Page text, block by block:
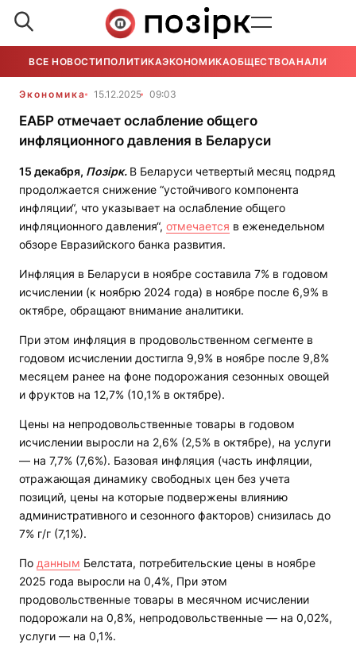
ВСЕ НОВОСТИ ПОЛИТИКАЭКОНОМИКАОБЩЕСТВОАНАЛИТИКА
Экономика 15.12.2025 09:03
ЕАБР отмечает ослабление общего
инфляционного давления в Беларуси
15 декабря, Позірк. В Беларуси четвертый месяц подряд
продолжается снижение “устойчивого компонента
инфляции“, что указывает на ослабление общего
инфляционного давления“, отмечается в еженедельном
обзоре Евразийского банка развития.
Инфляция в Беларуси в ноябре составила 7% в годовом
исчислении (к ноябрю 2024 года) в ноябре после 6,9% в
октябре, обращают внимание аналитики.
При этом инфляция в продовольственном сегменте в
годовом исчислении достигла 9,9% в ноябре после 9,8%
месяцем ранее на фоне подорожания сезонных овощей
и фруктов на 12,7% (10,1% в октябре).
Цены на непродовольственные товары в годовом
исчислении выросли на 2,6% (2,5% в октябре), на услуги
— на 7,7% (7,6%). Базовая инфляция (часть инфляции,
отражающая динамику свободных цен без учета
позиций, цены на которые подвержены влиянию
административного и сезонного факторов) снизилась до
7% г/г (7,1%).
По данным Белстата, потребительские цены в ноябре
2025 года выросли на 0,4%, При этом
продовольственные товары в месячном исчислении
подорожали на 0,8%, непродовольственные — на 0,02%,
услуги — на 0,1%.